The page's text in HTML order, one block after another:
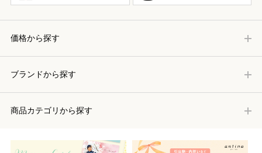
価格から探す
ブランドから探す
商品カテゴリから探す